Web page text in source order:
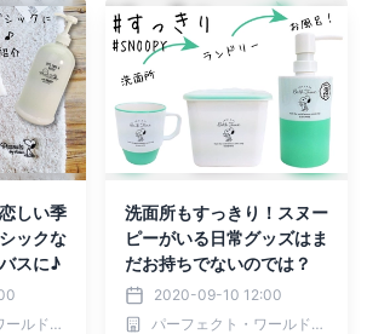
しい季
ックな
スに♪
パーフェクト・ワールド株式会社
洗面所もすっきり！スヌー
ピーがいる日常グッズはま
だお持ちでないのでは？
2020-09-10 12:00
パーフェクト・ワールド株式会社